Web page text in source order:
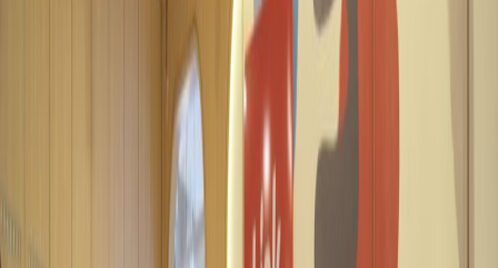
Ruang praktis untuk tim segala ukuran
28500000
orang/bulan
Meja kerja bersama